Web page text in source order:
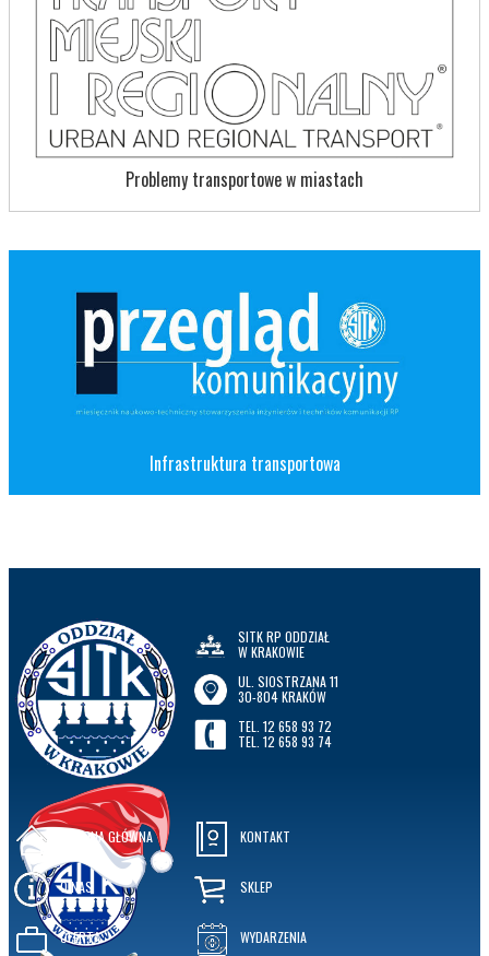
Problemy transportowe w miastach
Infrastruktura transportowa
SITK RP ODDZIAŁ
W KRAKOWIE
UL. SIOSTRZANA 11
30-804 KRAKÓW
TEL. 12 658 93 72
TEL. 12 658 93 74
STRONA GŁÓWNA
O NAS
OFERTA
KONTAKT
SKLEP
WYDARZENIA